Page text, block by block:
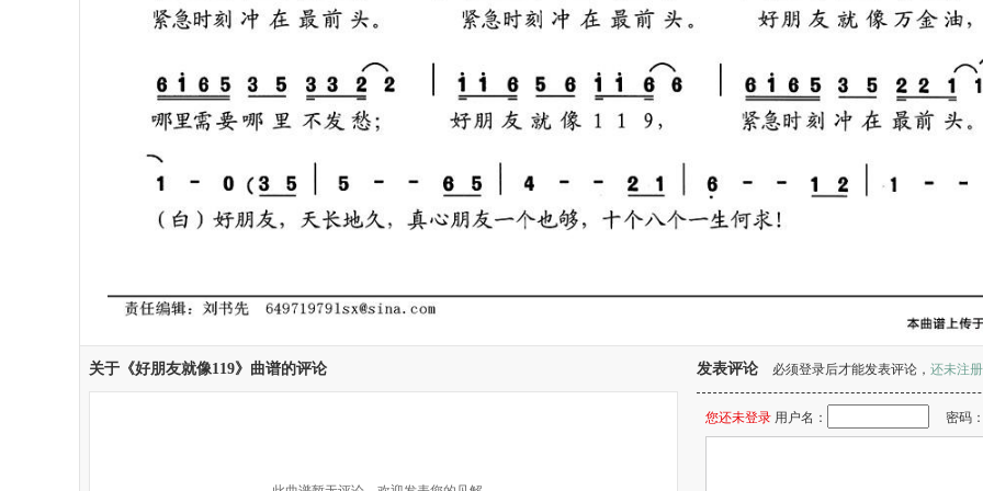
关于《好朋友就像119》曲谱的评论 发表评论 必须登录后才能发表评论， 还未注
您还未登录 用户名： 密码